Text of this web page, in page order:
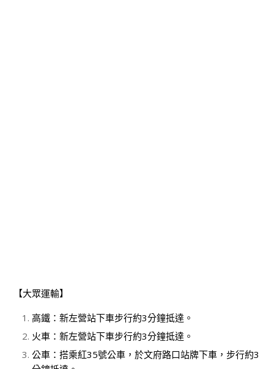
【大眾運輸】
高鐵：新左營站下車步行約3分鐘抵達。
火車：新左營站下車步行約3分鐘抵達。
公車：搭乘紅35號公車，於文府路口站牌下車，步行約3